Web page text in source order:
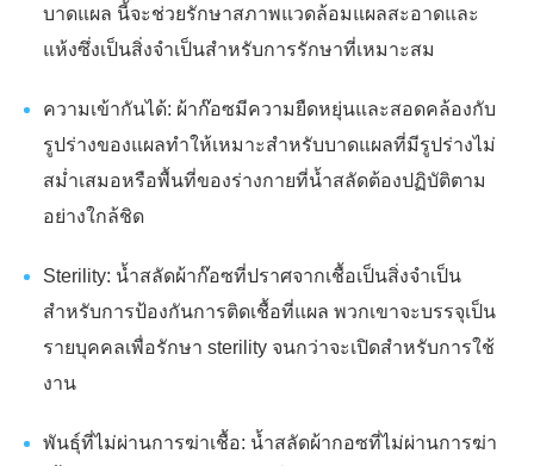
บาดแผล นี้จะช่วยรักษาสภาพแวดล้อมแผลสะอาดและ
แห้งซึ่งเป็นสิ่งจำเป็นสำหรับการรักษาที่เหมาะสม
ความเข้ากันได้: ผ้าก๊อซมีความยืดหยุ่นและสอดคล้องกับ
รูปร่างของแผลทำให้เหมาะสำหรับบาดแผลที่มีรูปร่างไม่
สม่ำเสมอหรือพื้นที่ของร่างกายที่น้ำสลัดต้องปฏิบัติตาม
อย่างใกล้ชิด
Sterility: น้ำสลัดผ้าก๊อซที่ปราศจากเชื้อเป็นสิ่งจำเป็น
สำหรับการป้องกันการติดเชื้อที่แผล พวกเขาจะบรรจุเป็น
รายบุคคลเพื่อรักษา sterility จนกว่าจะเปิดสำหรับการใช้
งาน
พันธุ์ที่ไม่ผ่านการฆ่าเชื้อ: น้ำสลัดผ้ากอซที่ไม่ผ่านการฆ่า